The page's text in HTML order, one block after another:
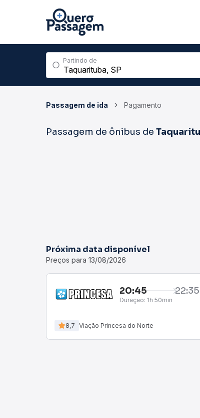
Partindo de
Passagem de ida Pagamento
Passagem de ônibus de
Próxima data disponível
Preços para 13/08/2026
20:45 22:35
Duração: 1h 50min
8,7 Viação Princesa do Norte